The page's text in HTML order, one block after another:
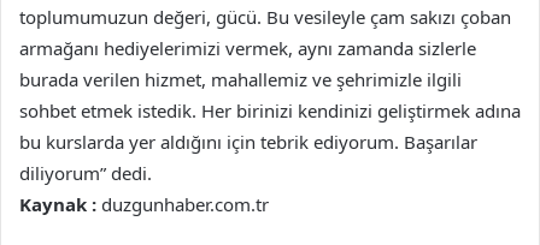
toplumumuzun değeri, gücü. Bu vesileyle çam sakızı çoban
armağanı hediyelerimizi vermek, aynı zamanda sizlerle
burada verilen hizmet, mahallemiz ve şehrimizle ilgili
sohbet etmek istedik. Her birinizi kendinizi geliştirmek adına
bu kurslarda yer aldığını için tebrik ediyorum. Başarılar
diliyorum” dedi.
Kaynak : duzgunhaber.com.tr